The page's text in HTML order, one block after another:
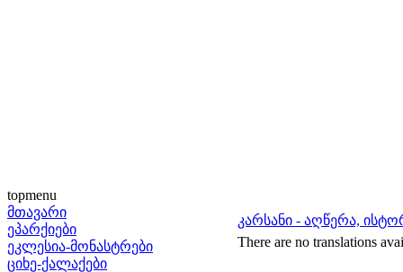
topmenu
მთავარი
ეპარქიები
ეკლესია-მონასტრები
ციხე-ქალაქები
კარსანი - აღწერა,
There are no translations